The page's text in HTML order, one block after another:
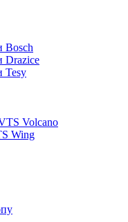
Bosch
Drazice
Tesy
Volcano
Wing